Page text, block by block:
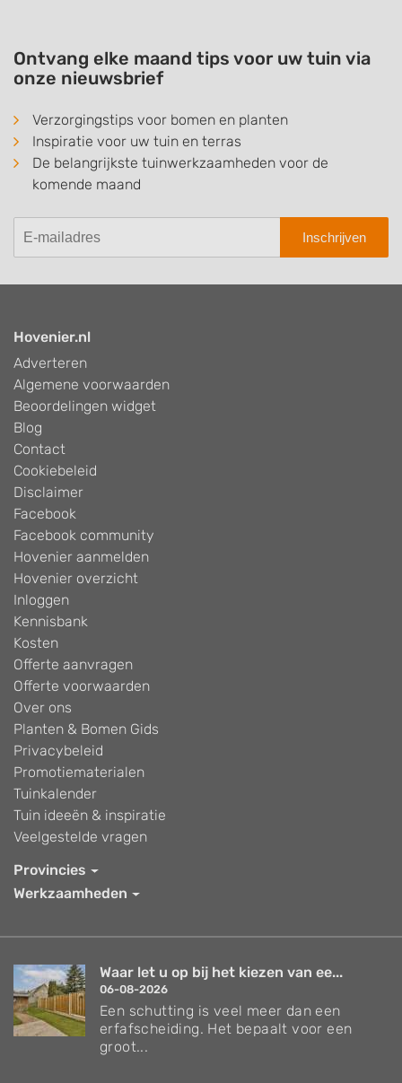
Ontvang elke maand tips voor uw tuin via
onze nieuwsbrief
Verzorgingstips voor bomen en planten
Inspiratie voor uw tuin en terras
De belangrijkste tuinwerkzaamheden voor de
komende maand
Inschrijven
Hovenier.nl
Adverteren
Algemene voorwaarden
Beoordelingen widget
Blog
Contact
Cookiebeleid
Disclaimer
Facebook
Facebook community
Hovenier aanmelden
Hovenier overzicht
Inloggen
Kennisbank
Kosten
Offerte aanvragen
Offerte voorwaarden
Over ons
Planten & Bomen Gids
Privacybeleid
Promotiematerialen
Tuinkalender
Tuin ideeën & inspiratie
Veelgestelde vragen
Provincies
Werkzaamheden
Waar let u op bij het kiezen van ee...
06-08-2026
Een schutting is veel meer dan een
erfafscheiding. Het bepaalt voor een
groot...